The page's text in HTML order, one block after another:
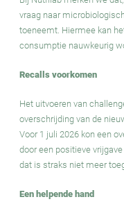
vraag naar
toeneemt. Hiermee kan
consumptie nauwkeurig
Recalls voorkomen
Het uitvoeren van
overschrijding van de
Voor 1 juli 2026 kon een
door een positieve
dat is straks niet meer
Een helpende hand